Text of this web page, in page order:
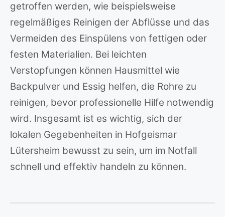
getroffen werden, wie beispielsweise
regelmäßiges Reinigen der Abflüsse und das
Vermeiden des Einspülens von fettigen oder
festen Materialien. Bei leichten
Verstopfungen können Hausmittel wie
Backpulver und Essig helfen, die Rohre zu
reinigen, bevor professionelle Hilfe notwendig
wird. Insgesamt ist es wichtig, sich der
lokalen Gegebenheiten in Hofgeismar
Lütersheim bewusst zu sein, um im Notfall
schnell und effektiv handeln zu können.